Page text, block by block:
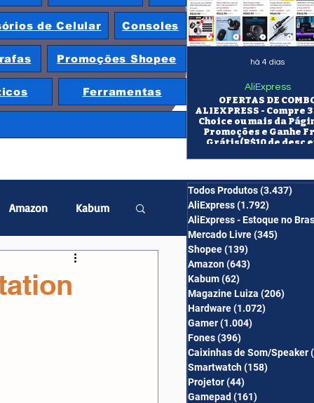
de Celular Consoles
Promoções Shopee
Ferramentas
OFERTAS DE
ALIEXPRESS - Compre
Choice ou mais da
Promoções e Ganhe
Grátis(R$10 de desc
AliExpress
há 4 dias
Amazon Kabum
Projetor
Todos Produtos(3.437)
AliExpress(1.792)
AliExpress - Estoque no
Mercado Livre(345)
Shopee(139)
Amazon(643)
Kabum(62)
Magazine Luiza (206)
Hardware(1.072)
Gamer(1.004)
Fones(396)
Caixinhas de Som/Speaker
Smartwatch(158)
Projetor(44)
Gamepad (161)